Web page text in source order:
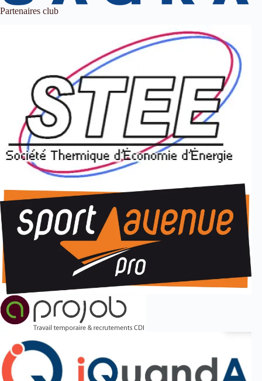
Partenaires club